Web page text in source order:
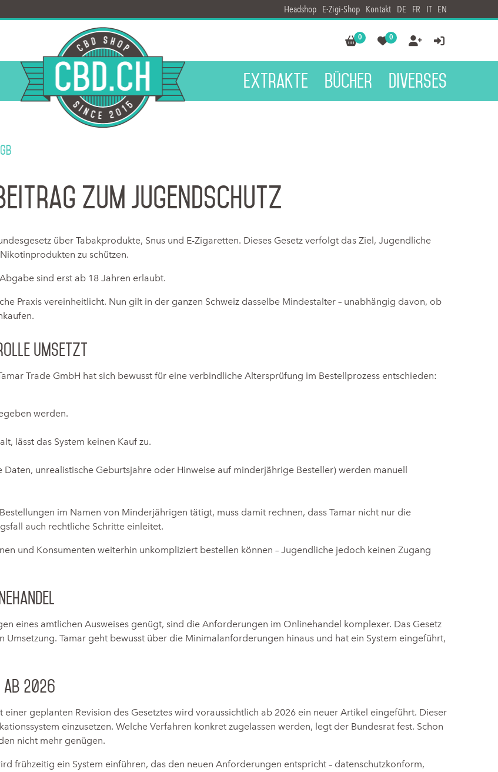
Headshop E-Zigi-Shop Kontakt DE FR IT EN
0 0  
Extrakte Bücher Diverses
zum Jugendschutz
über Tabakprodukte, Snus und E-Zigaretten. Dieses Gesetz verfolgt das Ziel, Jugendliche
zu schützen.
sind erst ab 18 Jahren erlaubt.
Praxis vereinheitlicht. Nun gilt in der ganzen Schweiz dasselbe Mindestalter – unabhängig davon, ob
umsetzt
Trade GmbH hat sich bewusst für eine verbindliche Altersprüfung im Bestellprozess entschieden:
werden.
lässt das System keinen Kauf zu.
unrealistische Geburtsjahre oder Hinweise auf minderjährige Besteller) werden manuell
im Namen von Minderjährigen tätigt, muss damit rechnen, dass Tamar nicht nur die
auch rechtliche Schritte einleitet.
und Konsumenten weiterhin unkompliziert bestellen können – Jugendliche jedoch keinen Zugang
eines amtlichen Ausweises genügt, sind die Anforderungen im Onlinehandel komplexer. Das Gesetz
Tamar geht bewusst über die Minimalanforderungen hinaus und hat ein System eingeführt,
2026
geplanten Revision des Gesetztes wird voraussichtlich ab 2026 ein neuer Artikel eingeführt. Dieser
einzusetzen. Welche Verfahren konkret zugelassen werden, legt der Bundesrat fest. Schon
nicht mehr genügen.
frühzeitig ein System einführen, das den neuen Anforderungen entspricht – datenschutzkonform,